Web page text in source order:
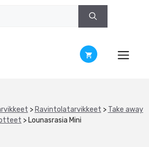
> Ravintolatarvikkeet > Take away
> Lounasrasia Mini